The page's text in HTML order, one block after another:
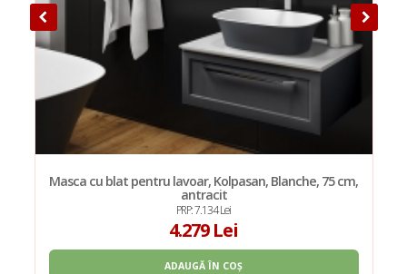
Masca cu blat pentru lavoar, Kolpasan, Blanche, 75 cm,
antracit
PRP: 7.134 Lei
4.279 Lei
ADAUGĂ ÎN COȘ